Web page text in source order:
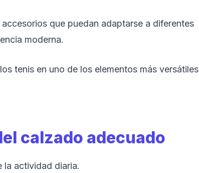
que puedan adaptarse a diferentes
moderna.
tenis en uno de los elementos más versátiles
calzado adecuado
la actividad diaria.